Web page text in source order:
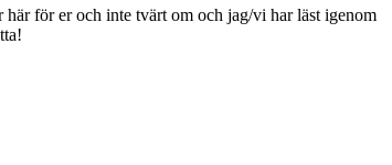
för er och inte tvärt om och jag/vi har läst igenom